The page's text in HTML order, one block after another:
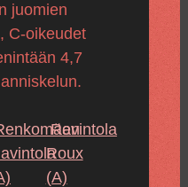
juomien
C-oikeudet
4,7
Ravintola
Roux
(A)